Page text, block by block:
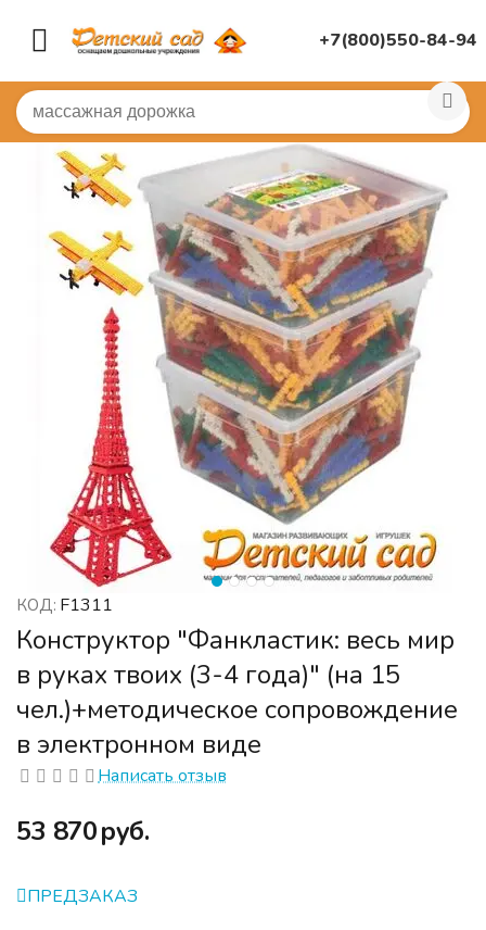
+7(800)550-84-94
Главная / ИГРУШКИ ДЛЯ ДЕТСКОГО САДА
КОД: F1311
Конструктор "Фанкластик: весь мир
в руках твоих (3-4 года)" (на 15
чел.)+методическое сопровождение
в электронном виде
Написать отзыв
‍53 870‍руб.
ПРЕДЗАКАЗ